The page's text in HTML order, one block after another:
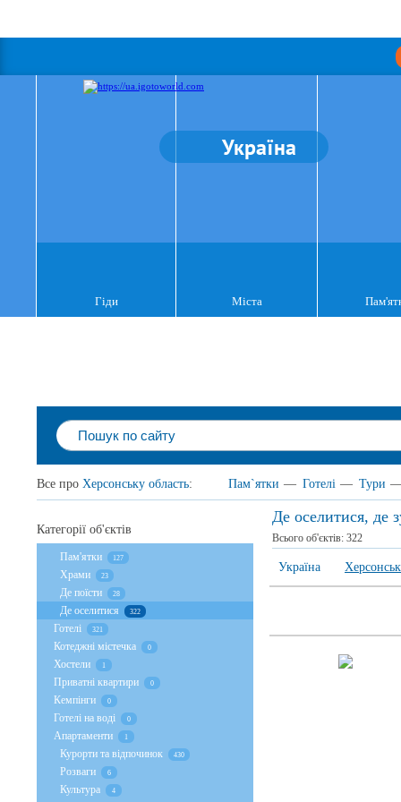
Україна
Гіди Міста
Все про Херсонську область: Пам`ятки — Готелі — Тури
Де оселитися, де
Всього об'єктів: 322
Україна
Категорії об'єктів
Пам'ятки 127
Храми 23
Де поїсти 28
Де оселитися 322
Готелі 321
Котеджні містечка 0
Хостели 1
Приватні квартири 0
Кемпінги 0
Готелі на воді 0
Апартаменти 1
Курорти та відпочинок 430
Розваги 6
Культура 4